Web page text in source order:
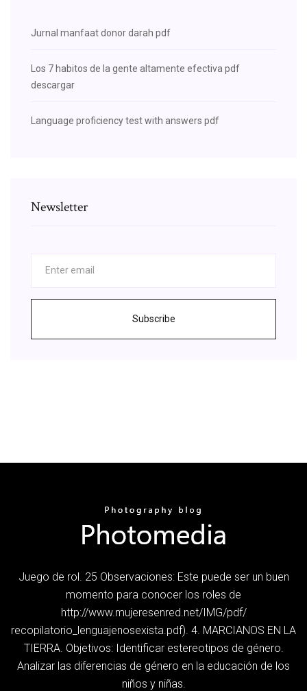
Jurnal manfaat donor darah pdf
Los 7 habitos de la gente altamente efectiva pdf
descargar
Language proficiency test with answers pdf
Newsletter
Subscribe
Juego de rol. 25 Observaciones: Este puede ser un buen
momento para conocer los roles de
http://www.mujeresenred.net/IMG/pdf/
recopilatorio_lenguajenosexista.pdf). 4. MARCIANOS EN LA
TIERRA. Objetivos: Identificar estereotipos de género.
Analizar las diferencias de género en la educación de los
niños y niñas.